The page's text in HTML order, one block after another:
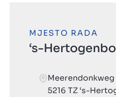
MJESTO RADA
‘s-
Meerendonkweg
5216 TZ ‘s-